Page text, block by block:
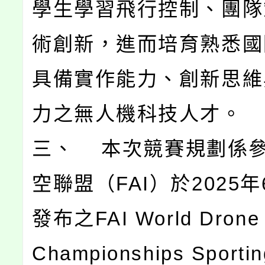
學生學習飛行控制、團
術創新，進而培育熟悉
具備實作能力、創新思
力之無人機科技人才。
三、 本次競賽規劃係
空聯盟（FAI）於2025
發布之FAI World
Championships